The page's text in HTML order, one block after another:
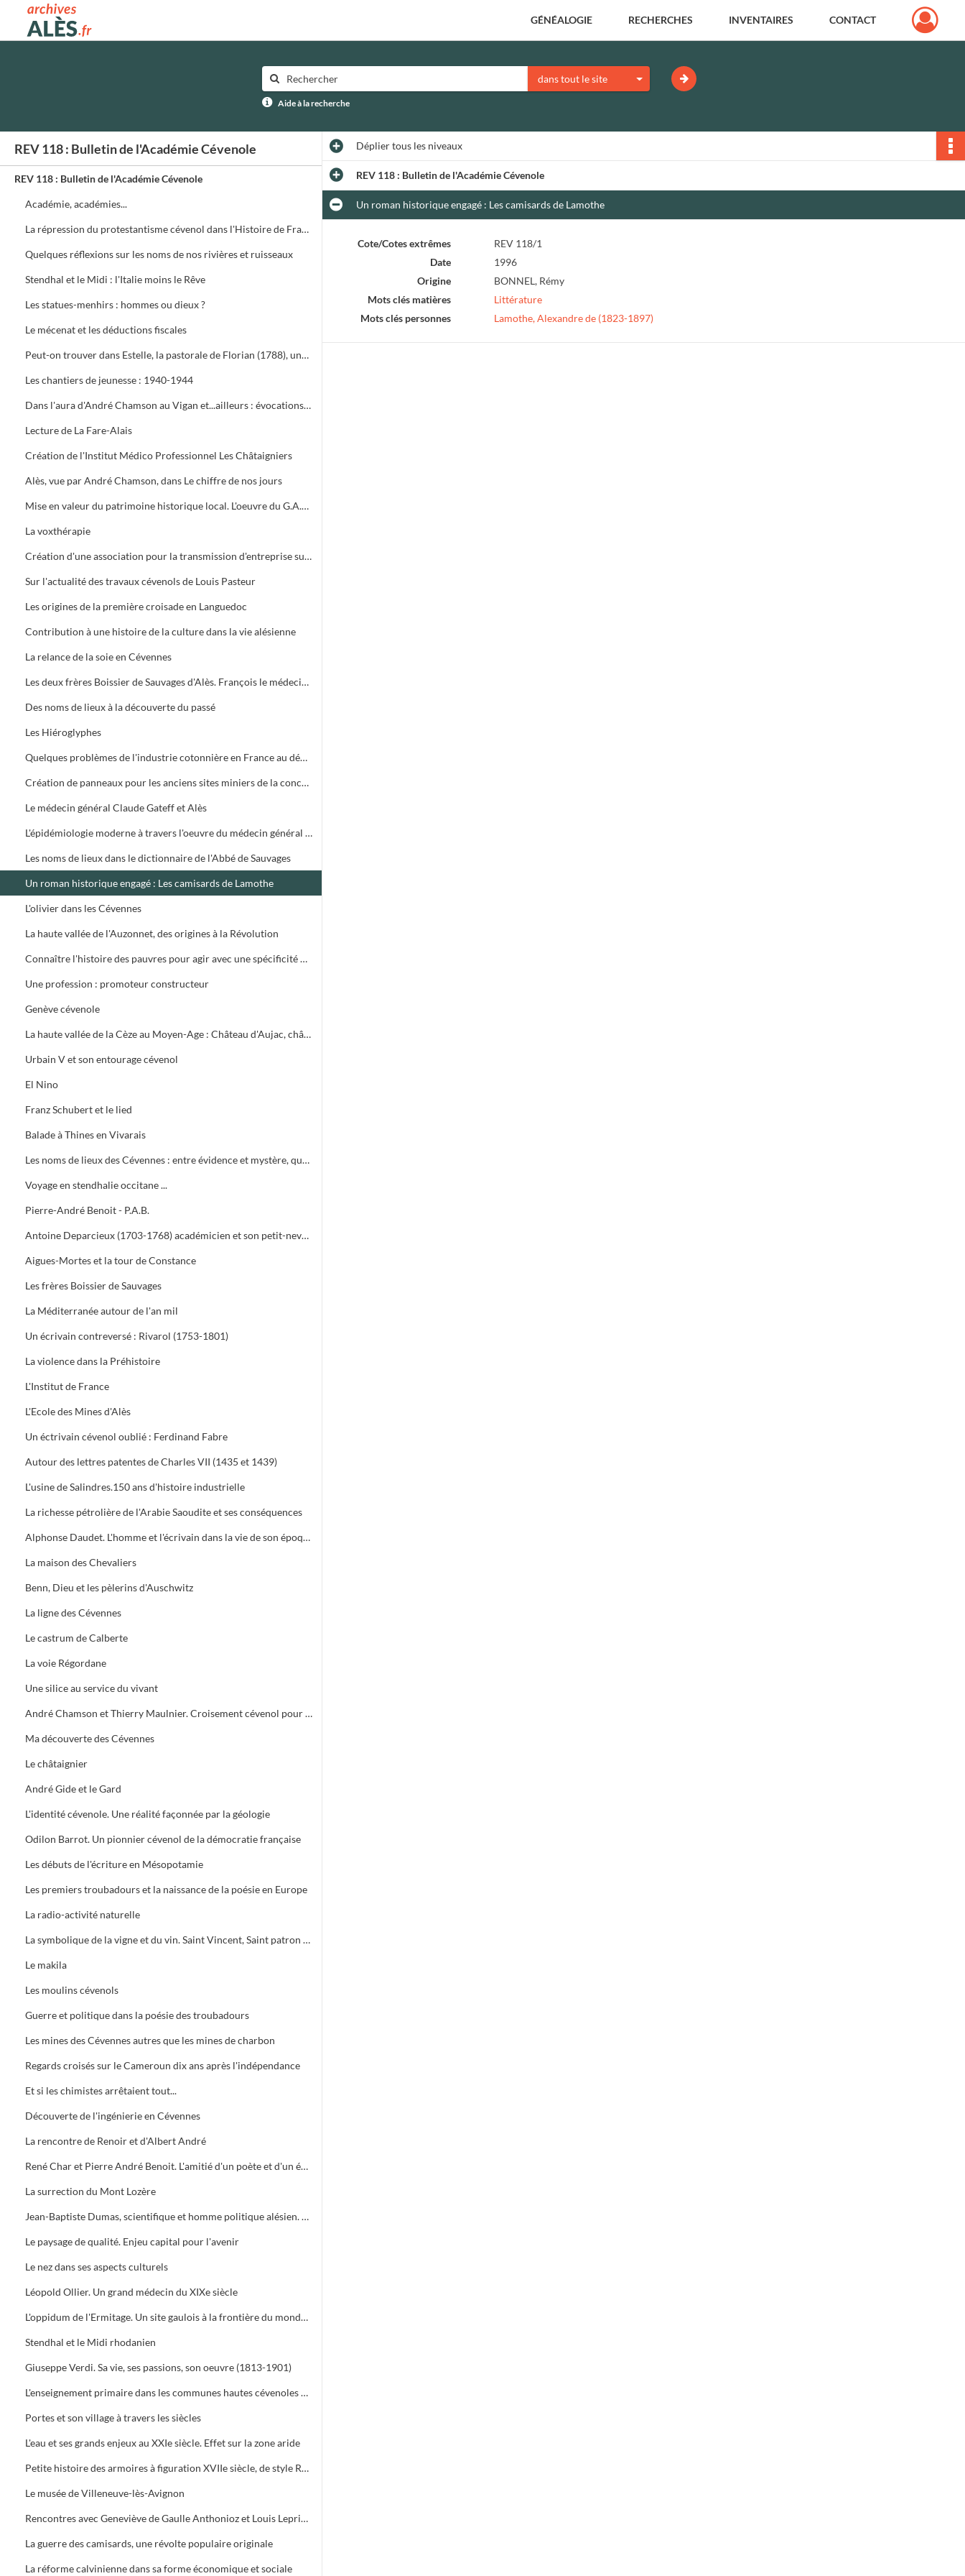
Archives municipales d'Alès GÉNÉALOGIE RECHERCHES INVENTAIRES CONTACT
dans tout le site
Aide à la recherche
REV 118 : Bulletin de l'Académie Cévenole
REV 118 : Bulletin de l'Académie Cévenole
Académie, académies...
La répression du protestantisme cévenol dans l'Histoire de France de Michelet
Quelques réflexions sur les noms de nos rivières et ruisseaux
Stendhal et le Midi : l'Italie moins le Rêve
Les statues-menhirs : hommes ou dieux ?
Le mécenat et les déductions fiscales
Peut-on trouver dans Estelle, la pastorale de Florian (1788), une préfiguration du roman régionaliste du XIXe siècle ?
Les chantiers de jeunesse : 1940-1944
Dans l'aura d'André Chamson au Vigan et...ailleurs : évocations et souvenirs
Lecture de La Fare-Alais
Création de l'Institut Médico Professionnel Les Châtaigniers
Alès, vue par André Chamson, dans Le chiffre de nos jours
Mise en valeur du patrimoine historique local. L'oeuvre du G.A.R.A.
La voxthérapie
Création d'une association pour la transmission d'entreprise sur le bassin d'Alès
Sur l'actualité des travaux cévenols de Louis Pasteur
Les origines de la première croisade en Languedoc
Contribution à une histoire de la culture dans la vie alésienne
La relance de la soie en Cévennes
Les deux frères Boissier de Sauvages d'Alès. François le médecin (1706-1767) et Pierre-Augustin, le savant abbé (1710-1795)
Des noms de lieux à la découverte du passé
Les Hiéroglyphes
Quelques problèmes de l'industrie cotonnière en France au début du XIXe siècle
Création de panneaux pour les anciens sites miniers de la concession de Rousson
Le médecin général Claude Gateff et Alès
L'épidémiologie moderne à travers l'oeuvre du médecin général Claude Gateff
Les noms de lieux dans le dictionnaire de l'Abbé de Sauvages
Un roman historique engagé : Les camisards de Lamothe
L'olivier dans les Cévennes
La haute vallée de l'Auzonnet, des origines à la Révolution
Connaître l'histoire des pauvres pour agir avec une spécificité du mouvement ATD Quart Monde
Une profession : promoteur constructeur
Genève cévenole
La haute vallée de la Cèze au Moyen-Age : Château d'Aujac, château de Brésis
Urbain V et son entourage cévenol
El Nino
Franz Schubert et le lied
Balade à Thines en Vivarais
Les noms de lieux des Cévennes : entre évidence et mystère, quelle place pour la vérité ?
Voyage en stendhalie occitane ...
Pierre-André Benoit - P.A.B.
Antoine Deparcieux (1703-1768) académicien et son petit-neveu Antoine Deparcieux (1753-1799) le professeur
Aigues-Mortes et la tour de Constance
Les frères Boissier de Sauvages
La Méditerranée autour de l'an mil
Un écrivain contreversé : Rivarol (1753-1801)
La violence dans la Préhistoire
L'Institut de France
L'Ecole des Mines d'Alès
Un éctrivain cévenol oublié : Ferdinand Fabre
Autour des lettres patentes de Charles VII (1435 et 1439)
L'usine de Salindres.150 ans d'histoire industrielle
La richesse pétrolière de l'Arabie Saoudite et ses conséquences
Alphonse Daudet. L'homme et l'écrivain dans la vie de son époque
La maison des Chevaliers
Benn, Dieu et les pèlerins d'Auschwitz
La ligne des Cévennes
Le castrum de Calberte
La voie Régordane
Une silice au service du vivant
André Chamson et Thierry Maulnier. Croisement cévenol pour deux routes parallèles
Ma découverte des Cévennes
Le châtaignier
André Gide et le Gard
L'identité cévenole. Une réalité façonnée par la géologie
Odilon Barrot. Un pionnier cévenol de la démocratie française
Les débuts de l'écriture en Mésopotamie
Les premiers troubadours et la naissance de la poésie en Europe
La radio-activité naturelle
La symbolique de la vigne et du vin. Saint Vincent, Saint patron des vignerons. Pourquoi ?
Le makila
Les moulins cévenols
Guerre et politique dans la poésie des troubadours
Les mines des Cévennes autres que les mines de charbon
Regards croisés sur le Cameroun dix ans après l'indépendance
Et si les chimistes arrêtaient tout...
Découverte de l'ingénierie en Cévennes
La rencontre de Renoir et d'Albert André
René Char et Pierre André Benoit. L'amitié d'un poète et d'un éditeur
La surrection du Mont Lozère
Jean-Baptiste Dumas, scientifique et homme politique alésien. Sa vie, son oeuvre
Le paysage de qualité. Enjeu capital pour l'avenir
Le nez dans ses aspects culturels
Léopold Ollier. Un grand médecin du XIXe siècle
L'oppidum de l'Ermitage. Un site gaulois à la frontière du monde romain
Stendhal et le Midi rhodanien
Giuseppe Verdi. Sa vie, ses passions, son oeuvre (1813-1901)
L'enseignement primaire dans les communes hautes cévenoles de Bonnevaux et de Malons et Elze
Portes et son village à travers les siècles
L'eau et ses grands enjeux au XXIe siècle. Effet sur la zone aride
Petite histoire des armoires à figuration XVIIe siècle, de style Renaissance, provenant du bas Languedoc, du haut Gard et des basses Cévennes
Le musée de Villeneuve-lès-Avignon
Rencontres avec Geneviève de Gaulle Anthonioz et Louis Leprince-Ringuet
La guerre des camisards, une révolte populaire originale
La réforme calvinienne dans sa forme économique et sociale
Dépliertous les niveaux
REV 118 : Bulletin de l'Académie Cévenole
Un roman historique engagé : Les camisards de Lamothe
Cote/Cotes extrêmes
REV 118/1
Date
1996
Origine
BONNEL, Rémy
Mots clés matières
Littérature
Mots clés personnes
Lamothe, Alexandre de (1823-1897)